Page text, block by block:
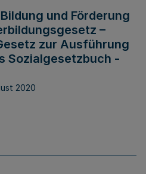
und Förderung
–
zur Ausführung
Sozialgesetzbuch -
2020